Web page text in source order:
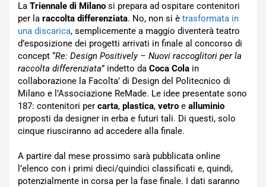
La Triennale di Milano si prepara ad ospitare contenitori
per la raccolta differenziata. No, non si è trasformata in
una discarica, semplicemente a maggio diventerà teatro
d’esposizione dei progetti arrivati in finale al concorso di
concept “Re: Design Positively – Nuovi raccoglitori per la
raccolta differenziata” indetto da Coca Cola in
collaborazione la Facolta’ di Design del Politecnico di
Milano e l’Associazione ReMade. Le idee presentate sono
187: contenitori per carta, plastica, vetro e alluminio
proposti da designer in erba e futuri tali. Di questi, solo
cinque riusciranno ad accedere alla finale.
A partire dal mese prossimo sarà pubblicata online
l’elenco con i primi dieci/quindici classificati e, quindi,
potenzialmente in corsa per la fase finale. I dati saranno